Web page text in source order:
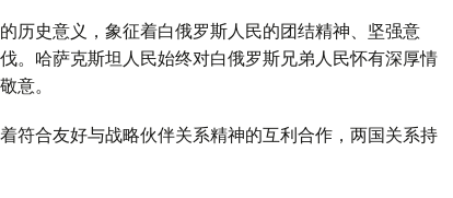
历史意义，象征着白俄罗斯人民的团结精神、坚强意
。哈萨克斯坦人民始终对白俄罗斯兄弟人民怀有深厚情
意。
符合友好与战略伙伴关系精神的互利合作，两国关系持